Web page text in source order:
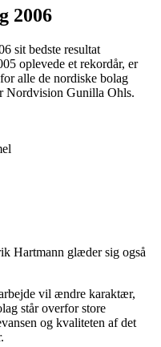
2006
sit bedste resultat
oplevede et rekordår, er
alle de nordiske bolag
Nordvision Gunilla Ohls.
Hartmann glæder sig også
vil ændre karaktær,
står overfor store
og kvaliteten af det